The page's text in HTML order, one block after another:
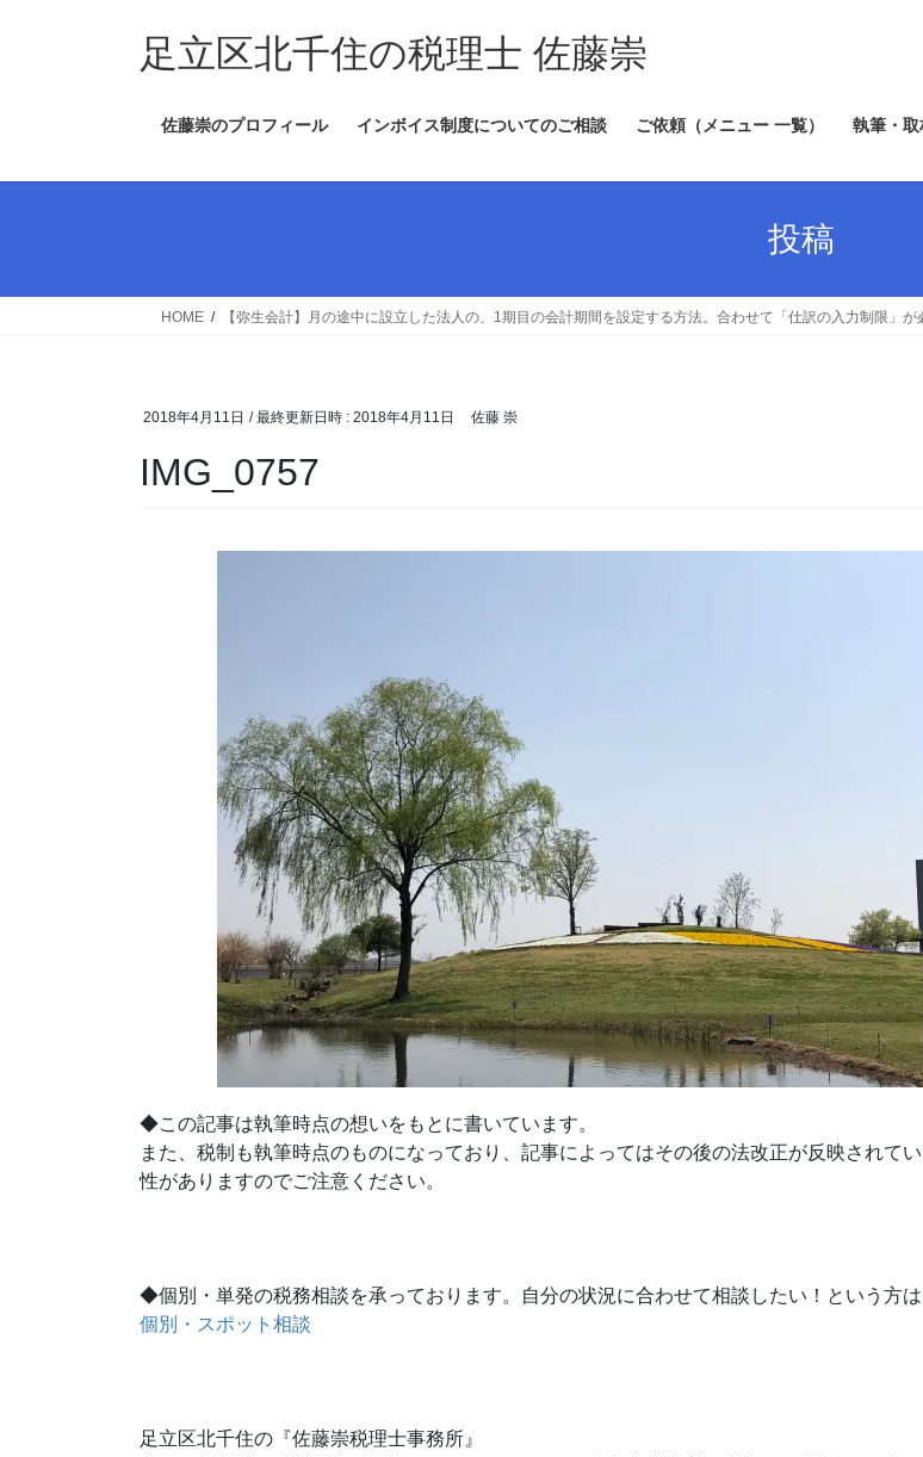
ス
ン
足立区北千住の税理士 佐藤崇
佐藤崇のプロフィール インボイス制度についてのご相談 ご依頼（メニュー 一覧） 執筆・
投稿
HOME 【弥生会計】月の途中に設立した法人の、1期目の会計期間を設定する方法。合わせて「仕訳の入力制限」が
2018年4月11日 / 最終更新日時 : 2018年4月11日 佐藤 崇
IMG_0757
◆この記事は執筆時点の想いをもとに書いています。
また、税制も執筆時点のものになっており、記事によってはその後の法改正が反映されて
性がありますのでご注意ください。
◆個別・単発の税務相談を承っております。自分の状況に合わせて相談したい！という方は
個別・スポット相談
足立区北千住の『佐藤崇税理士事務所』